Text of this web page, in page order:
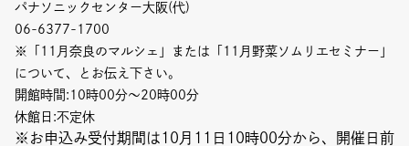
パナソニックセンター大阪(代)
06-6377-1700
※「11月奈良のマルシェ」または「11月野菜ソムリエセミナー」
について、とお伝え下さい。
開館時間:10時00分～20時00分
休館日:不定休
※お申込み受付期間は10月11日10時00分から、開催日前